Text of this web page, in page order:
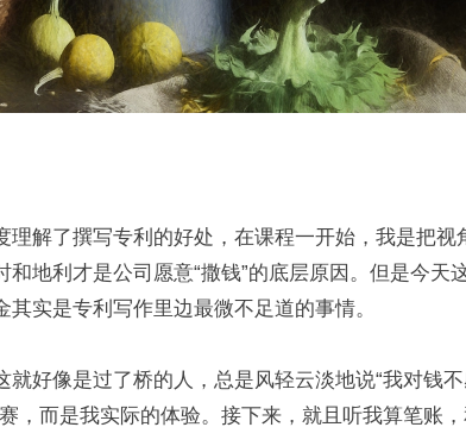
理解了撰写专利的好处，在课程一开始，我是把视
地利才是公司愿意“撒钱”的底层原因。但是今天
实是专利写作里边最微不足道的事情。
就好像是过了桥的人，总是风轻云淡地说“我对钱
，而是我实际的体验。接下来，就且听我算笔账